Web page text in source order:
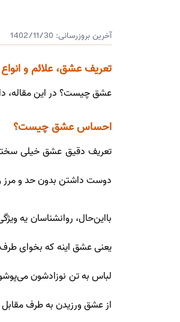
آخرین بروزرسانی: 1402/11/30
تعریف عشق، علائم و
عشق چیست؟ در این مقاله،
احساس عشق چیست؟
تعریف دقیق عشق خیلی
دوست داشتن بدون حد و مرز
بااین‌حال، روانشناسان یه
یعنی عشق اینه که بخوای
لباس به تن نوزادشون
از عشق ورزیدن به طرف